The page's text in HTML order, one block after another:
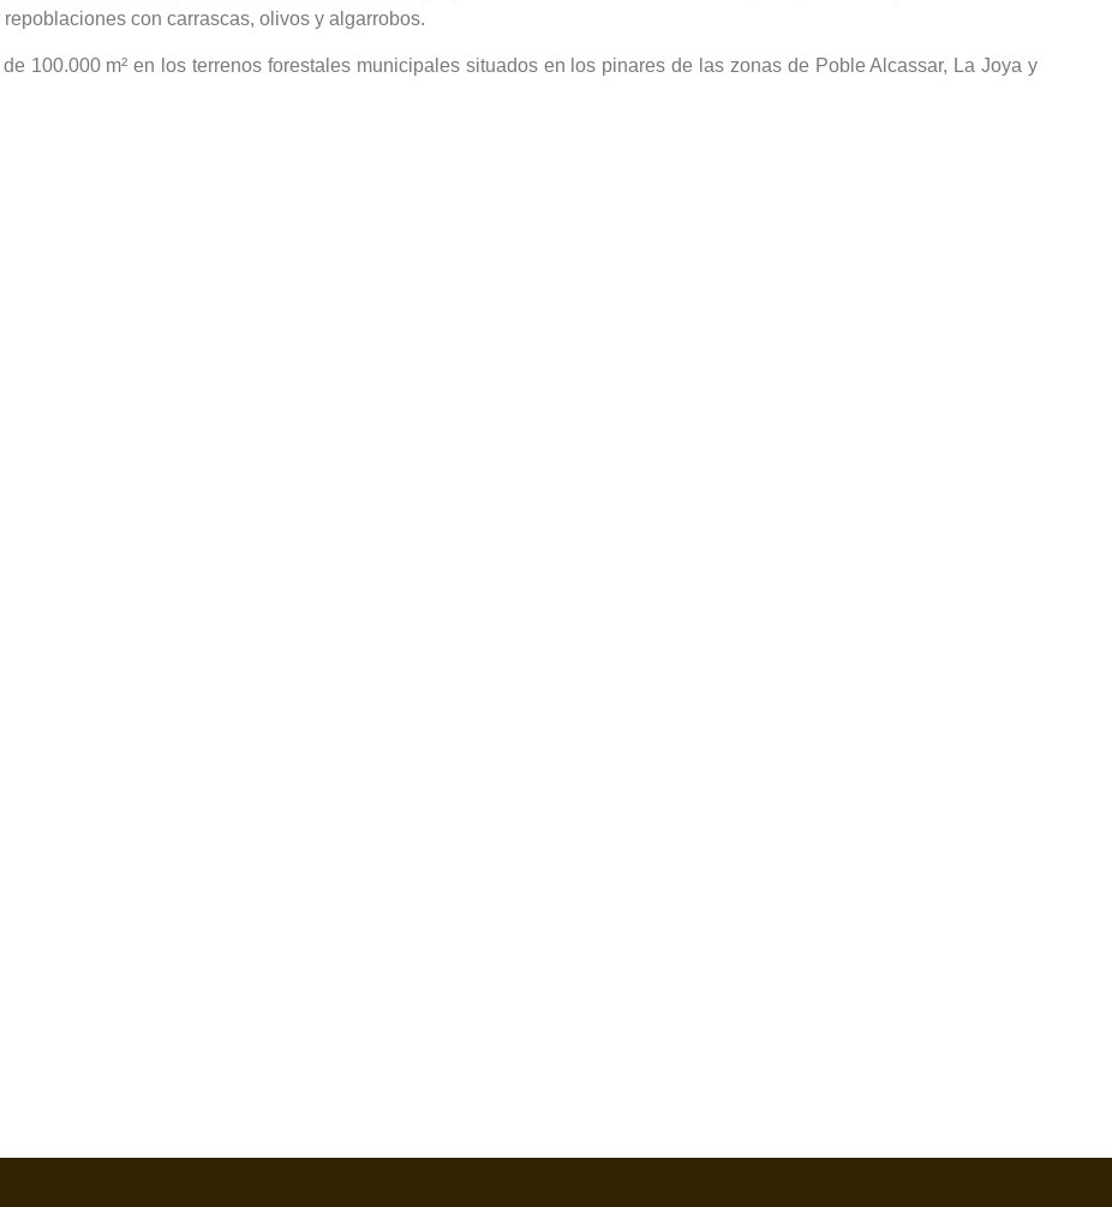
con carrascas, olivos y algarrobos.
100.000 m² en los terrenos forestales municipales situados en los pinares de las zonas de Poble Alcassar, La Joya y